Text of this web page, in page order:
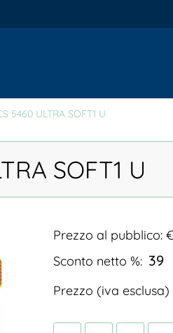
5460 ULTRA SOFT1 U
SOFT1 U
Prezzo al pubblico:
Sconto netto %: 39
Prezzo (iva esclusa)